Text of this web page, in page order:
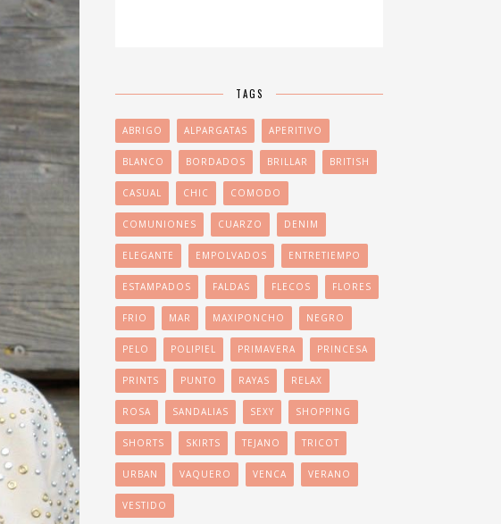
TAGS
ABRIGO ALPARGATAS APERITIVO
BLANCO BORDADOS BRILLAR BRITISH
CASUAL CHIC COMODO
COMUNIONES CUARZO DENIM
ELEGANTE EMPOLVADOS ENTRETIEMPO
ESTAMPADOS FALDAS FLECOS FLORES
FRIO MAR MAXIPONCHO NEGRO
PELO POLIPIEL PRIMAVERA PRINCESA
PRINTS PUNTO RAYAS RELAX
ROSA SANDALIAS SEXY SHOPPING
SHORTS SKIRTS TEJANO TRICOT
URBAN VAQUERO VENCA VERANO
VESTIDO